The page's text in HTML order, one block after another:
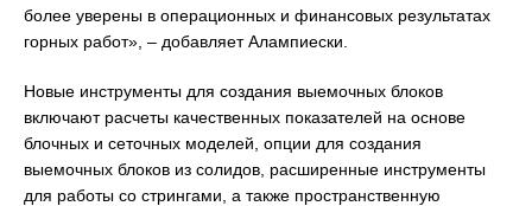
более уверены в операционных и финансовых результатах
горных работ», – добавляет Алампиески.
Новые инструменты для создания выемочных блоков
включают расчеты качественных показателей на основе
блочных и сеточных моделей, опции для создания
выемочных блоков из солидов, расширенные инструменты
для работы со стрингами, а также пространственную